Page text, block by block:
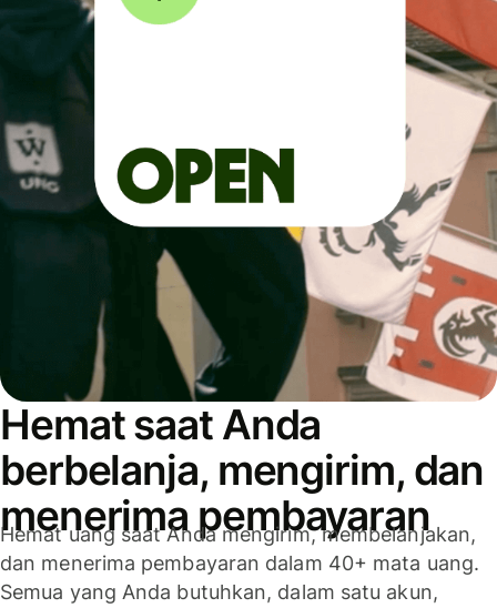
Hemat saat Anda
berbelanja, mengirim, dan
menerima pembayaran
Hemat uang saat Anda mengirim, membelanjakan,
dan menerima pembayaran dalam 40+ mata uang.
Semua yang Anda butuhkan, dalam satu akun,